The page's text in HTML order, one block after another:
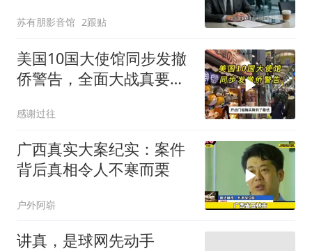
苏有朋影音馆 2跟贴
美国10国大使馆同步发撤
侨警告，全面大战真要来
感谢过往
广西真实大案纪实：案件
背后真相令人不寒而栗
户外阿崭
讲真，是球网先动手